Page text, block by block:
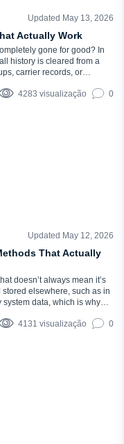
Updated May 13, 2026
Actually Work
gone for good? In
history is cleared from a
carrier records, or
4283 visualização 0
Updated May 12, 2026
That Actually
doesn’t always mean it’s
elsewhere, such as in
data, which is why
4131 visualização 0